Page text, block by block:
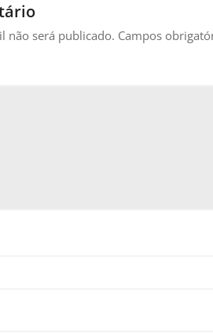
não será publicado. Campos